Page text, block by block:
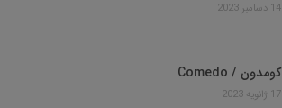
14 دسامبر 2023
کومدون / Comedo
17 ژانویه 2023